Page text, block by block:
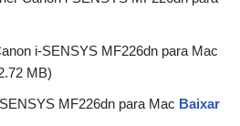
i-SENSYS MF226dn para Mac
MB)
MF226dn para Mac Baixar